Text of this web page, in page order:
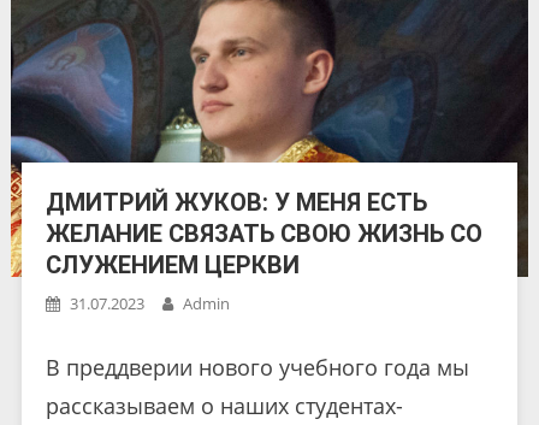
ДМИТРИЙ ЖУКОВ: У МЕНЯ ЕСТЬ
ЖЕЛАНИЕ СВЯЗАТЬ СВОЮ ЖИЗНЬ СО
СЛУЖЕНИЕМ ЦЕРКВИ
31.07.2023 Admin
В преддверии нового учебного года мы
рассказываем о наших студентах-